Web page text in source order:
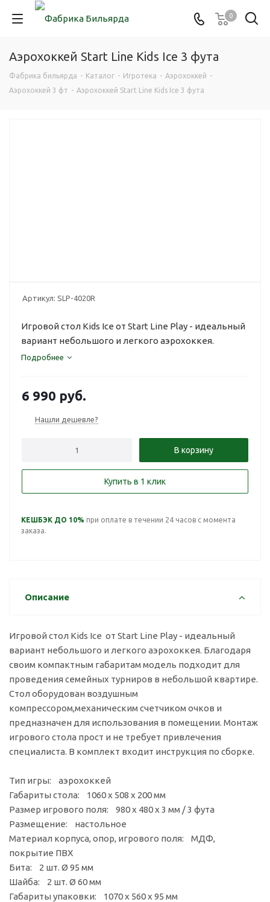
0
Аэрохоккей Start Line Kids Ice 3 фута
Фабрика бильярда - Каталог - Игротека - Аэрохоккей -
Аэрохоккей 3 фт - Аэрохоккей Start Line Kids Ice 3 фута
Артикул: SLP-4020R
Игровой стол Kids Ice от Start Line Play - идеальный
вариант небольшого и легкого аэрохоккея.
Подробнее
6 990 руб.
Нашли дешевле?
В корзину
Купить в 1 клик
КЕШБЭК ДО 10% при оплате в течении 24 часов с момента
заказа.
Описание
Игровой стол Kids Ice от Start Line Play - идеальный
вариант небольшого и легкого аэрохоккея. Благодаря
своим компактным габаритам модель подходит для
проведения семейных турниров в небольшой квартире.
Стол оборудован воздушным
компрессором,механическим счетчиком очков и
предназначен для использования в помещении. Монтаж
игрового стола прост и не требует привлечения
специалиста. В комплект входит инструкция по сборке.
Тип игры: аэрохоккей
Габариты стола: 1060 х 508 х 200 мм
Размер игрового поля: 980 х 480 х 3 мм / 3 фута
Размещение: настольное
Материал корпуса, опор, игрового поля: МДФ,
покрытие ПВХ
Бита: 2 шт. Ø 95 мм
Шайба: 2 шт. Ø 60 мм
Габариты упаковки: 1070 х 560 х 95 мм